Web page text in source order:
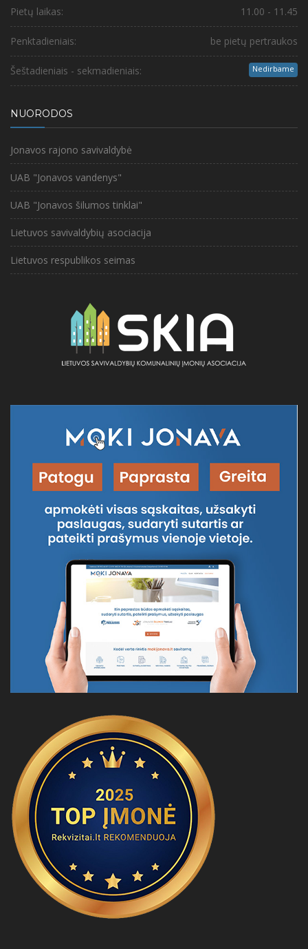
Pietų laikas: 11.00 - 11.45
Penktadieniais: be pietų pertraukos
Šeštadieniais - sekmadieniais: Nedirbame
NUORODOS
Jonavos rajono savivaldybė
UAB "Jonavos vandenys"
UAB "Jonavos šilumos tinklai"
Lietuvos savivaldybių asociacija
Lietuvos respublikos seimas